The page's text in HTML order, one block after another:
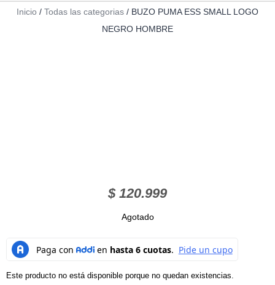
Inicio / Todas las categorias / BUZO PUMA ESS SMALL LOGO
NEGRO HOMBRE
$120.999
Agotado
Este producto no está disponible porque no quedan existencias.